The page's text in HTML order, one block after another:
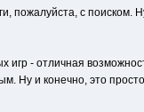
пожалуйста, с поиском.
игр - отличная
Ну и конечно, это